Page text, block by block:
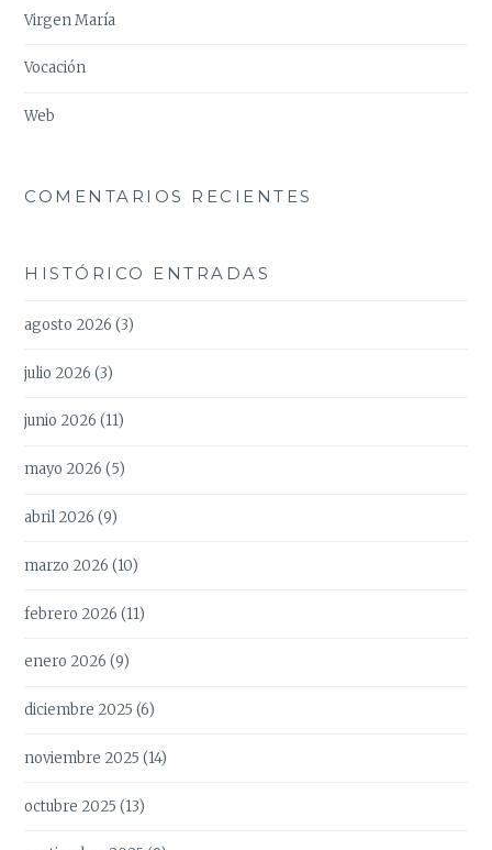
Virgen María
Vocación
Web
COMENTARIOS RECIENTES
HISTÓRICO ENTRADAS
agosto 2026 (3)
julio 2026 (3)
junio 2026 (11)
mayo 2026 (5)
abril 2026 (9)
marzo 2026 (10)
febrero 2026 (11)
enero 2026 (9)
diciembre 2025 (6)
noviembre 2025 (14)
octubre 2025 (13)